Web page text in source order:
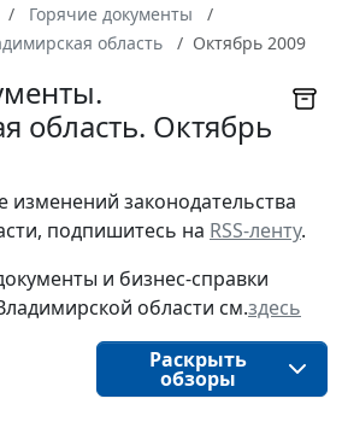
Горячие документы
область Октябрь 2009
область. Октябрь
изменений законодательства
подпишитесь на RSS-ленту.
и бизнес-справки
области см.здесь
Раскрыть
обзоры